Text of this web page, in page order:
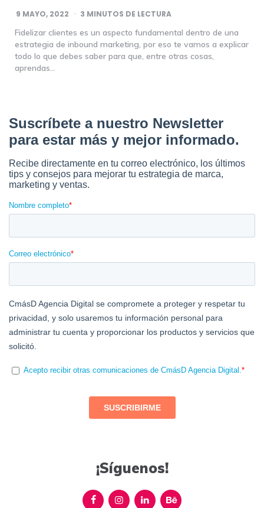
9 MAYO, 2022 3 MINUTOS DE LECTURA
Fidelizar clientes es un aspecto fundamental dentro de una
estrategia de inbound marketing, por eso te vamos a explicar
todo lo que debes saber para que, entre otras cosas,
aprendas…
¡Síguenos!